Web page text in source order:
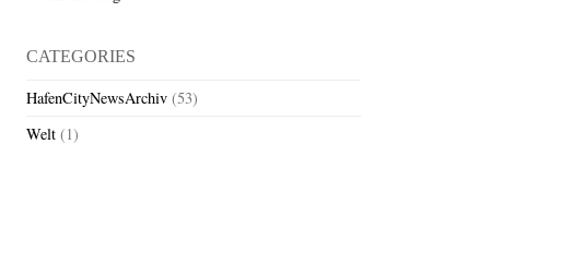
CATEGORIES
HafenCityNewsArchiv (53)
Welt (1)